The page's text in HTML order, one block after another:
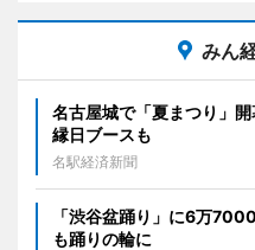
みん
名古屋城で「夏まつり」
縁日ブースも
名駅経済新聞
「渋谷盆踊り」に6万
も踊りの輪に